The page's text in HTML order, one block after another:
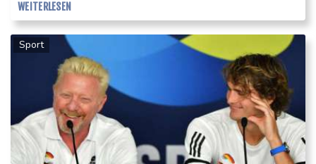
(Samstagausgabe), "und gerade in diesem Jahr, da die
Bayern raus sind, ist da eine große Chance. Wir werden alles
daran setzen, sie zu nutzen."
WEITERLESEN
Sport